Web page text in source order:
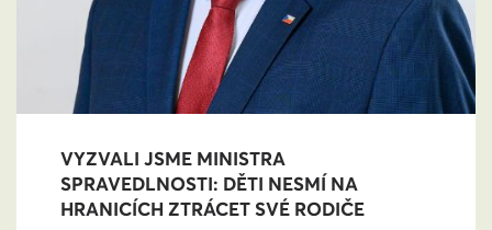
VYZVALI JSME MINISTRA
SPRAVEDLNOSTI: DĚTI NESMÍ NA
HRANICÍCH ZTRÁCET SVÉ RODIČE